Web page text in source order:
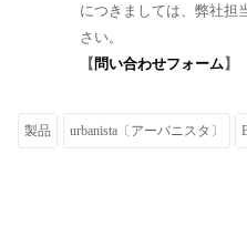
につきましては、弊社担
さい。
【 問い合わせフォーム 】
製品 urbanista〔アーバニスタ〕